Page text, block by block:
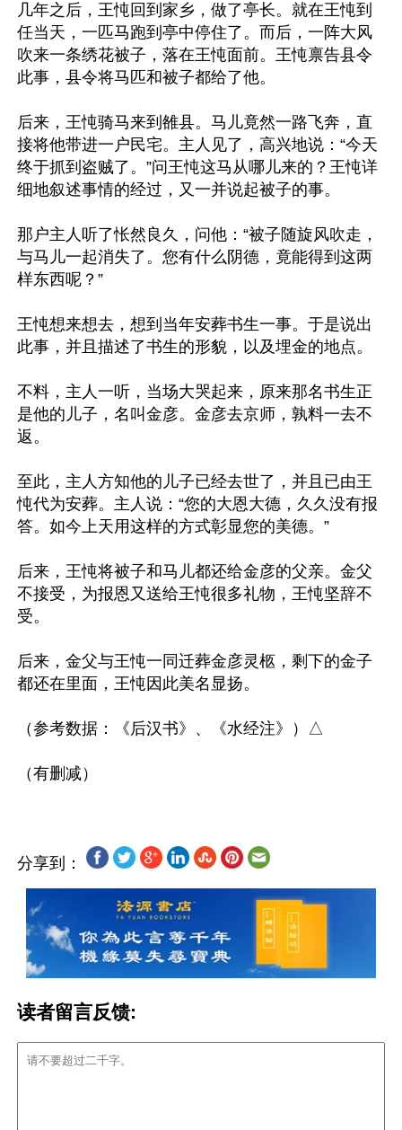
几年之后，王忳回到家乡，做了亭长。就在王忳到
任当天，一匹马跑到亭中停住了。而后，一阵大风
吹来一条绣花被子，落在王忳面前。王忳禀告县令
此事，县令将马匹和被子都给了他。
后来，王忳骑马来到雒县。马儿竟然一路飞奔，直
接将他带进一户民宅。主人见了，高兴地说：“今天
终于抓到盗贼了。”问王忳这马从哪儿来的？王忳详
细地叙述事情的经过，又一并说起被子的事。
那户主人听了怅然良久，问他：“被子随旋风吹走，
与马儿一起消失了。您有什么阴德，竟能得到这两
样东西呢？”
王忳想来想去，想到当年安葬书生一事。于是说出
此事，并且描述了书生的形貌，以及埋金的地点。
不料，主人一听，当场大哭起来，原来那名书生正
是他的儿子，名叫金彦。金彦去京师，孰料一去不
返。
至此，主人方知他的儿子已经去世了，并且已由王
忳代为安葬。主人说：“您的大恩大德，久久没有报
答。如今上天用这样的方式彰显您的美德。”
后来，王忳将被子和马儿都还给金彦的父亲。金父
不接受，为报恩又送给王忳很多礼物，王忳坚辞不
受。
后来，金父与王忳一同迁葬金彦灵柩，剩下的金子
都还在里面，王忳因此美名显扬。
（参考数据：《后汉书》、《水经注》）△
分享到：
读者留言反馈: